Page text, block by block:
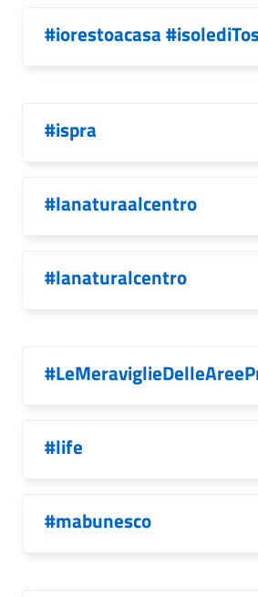
#iorestoacasa
#ispra
#lanaturaalcentro
#lanaturalcentro
#life
#mabunesco